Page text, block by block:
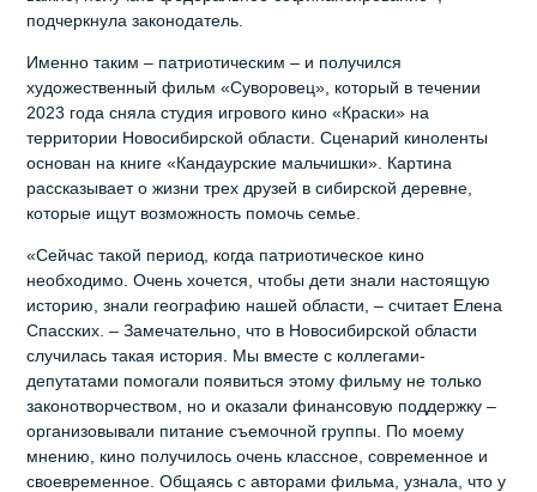
подчеркнула законодатель.
Именно таким – патриотическим – и получился
художественный фильм «Суворовец», который в течении
2023 года сняла студия игрового кино «Краски» на
территории Новосибирской области. Сценарий киноленты
основан на книге «Кандаурские мальчишки». Картина
рассказывает о жизни трех друзей в сибирской деревне,
которые ищут возможность помочь семье.
«Сейчас такой период, когда патриотическое кино
необходимо. Очень хочется, чтобы дети знали настоящую
историю, знали географию нашей области, – считает Елена
Спасских. – Замечательно, что в Новосибирской области
случилась такая история. Мы вместе с коллегами-
депутатами помогали появиться этому фильму не только
законотворчеством, но и оказали финансовую поддержку –
организовывали питание съемочной группы. По моему
мнению, кино получилось очень классное, современное и
своевременное. Общаясь с авторами фильма, узнала, что у